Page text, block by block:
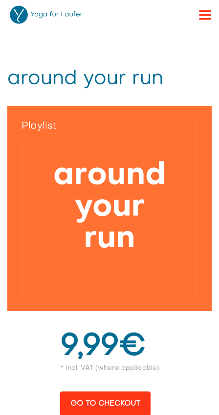
around your run
9,99€
* incl. VAT (where applicable)
GO TO CHECKOUT